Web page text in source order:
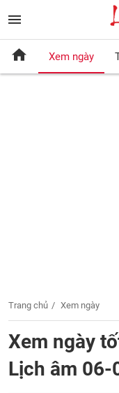
Xem ngày
Trang chủ Xem ngày
Xem ngày
Lịch âm 06-